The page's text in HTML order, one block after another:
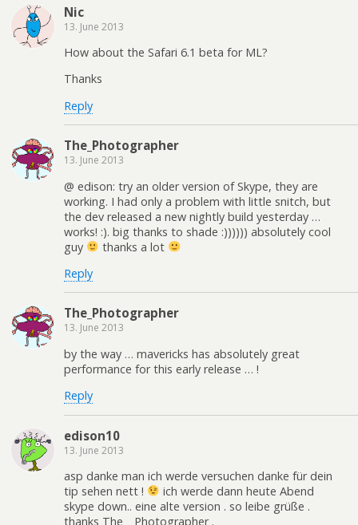
Nic
13. June 2013
How about the Safari 6.1 beta for ML?
Thanks
Reply
The_Photographer
13. June 2013
@ edison: try an older version of Skype, they are
working. I had only a problem with little snitch, but
the dev released a new nightly build yesterday …
works! :). big thanks to shade :)))))) absolutely cool
guy
thanks a lot
Reply
The_Photographer
13. June 2013
by the way … mavericks has absolutely great
performance for this early release … !
Reply
edison10
13. June 2013
asp danke man ich werde versuchen danke für dein
tip sehen nett !
ich werde dann heute Abend
skype down.. eine alte version . so leibe grüße .
thanks The _ Photographer .